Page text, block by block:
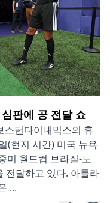
판에 공 전달 쇼
스턴다이내믹스의 휴
(현지 시간) 미국 뉴욕
미 월드컵 브라질-노
전달하고 있다. 아틀라
...